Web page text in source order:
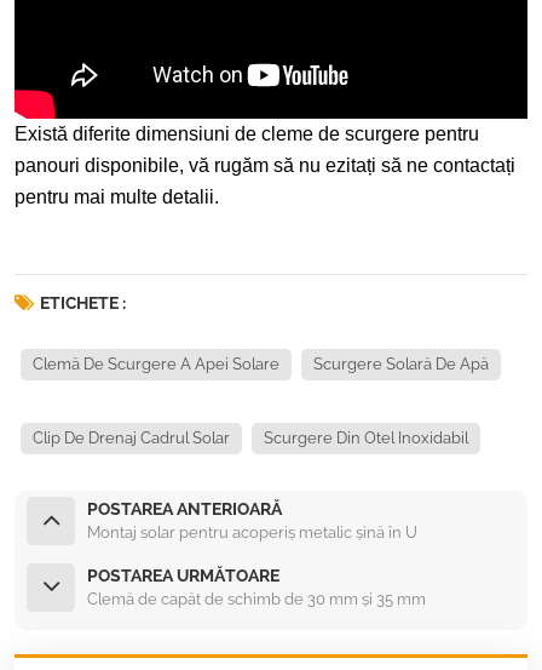
Există diferite dimensiuni de cleme de scurgere pentru
panouri disponibile, vă rugăm să nu ezitați să ne contactați
pentru mai multe detalii.
ETICHETE :
Clemă De Scurgere A Apei Solare Scurgere Solară De Apă
Clip De Drenaj Cadrul Solar Scurgere Din Otel Inoxidabil
POSTAREA ANTERIOARĂ
Montaj solar pentru acoperiș metalic șină în U
POSTAREA URMĂTOARE
Clemă de capăt de schimb de 30 mm și 35 mm